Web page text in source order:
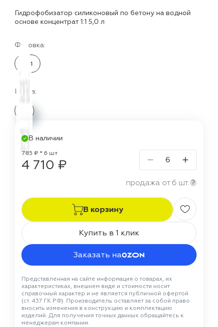
Гидрофобизатор силиконовый по бетону на водной
основе концентрат 1:1 5,0 л
Фасовка:
5 л
Цвета:
В наличии
785 ₽ * 6 шт
4 710 ₽
продажа от 6 шт. ?
В корзину
Купить в 1 клик
Заказать на
Представленная на сайте информация о товарах, их
характеристиках, внешнем виде и стоимости носит
справочный характер и не является публичной офертой
(ст. 437 ГК РФ). Производитель оставляет за собой право
вносить изменения в конструкцию и комплектацию
изделий. Для получения точных данных обращайтесь к
менеджерам компании.